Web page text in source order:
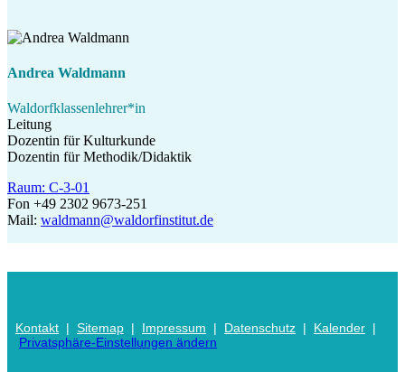
Andrea Waldmann
Waldorfklassenlehrer*in
Leitung
Dozentin für Kulturkunde
Dozentin für Methodik/Didaktik
Raum: C-3-01
Fon +49 2302 9673-251
Mail: waldmann@waldorfinstitut.de
Kontakt| Sitemap| Impressum | Datenschutz| Kalender|
Privatsphäre-Einstellungen ändern